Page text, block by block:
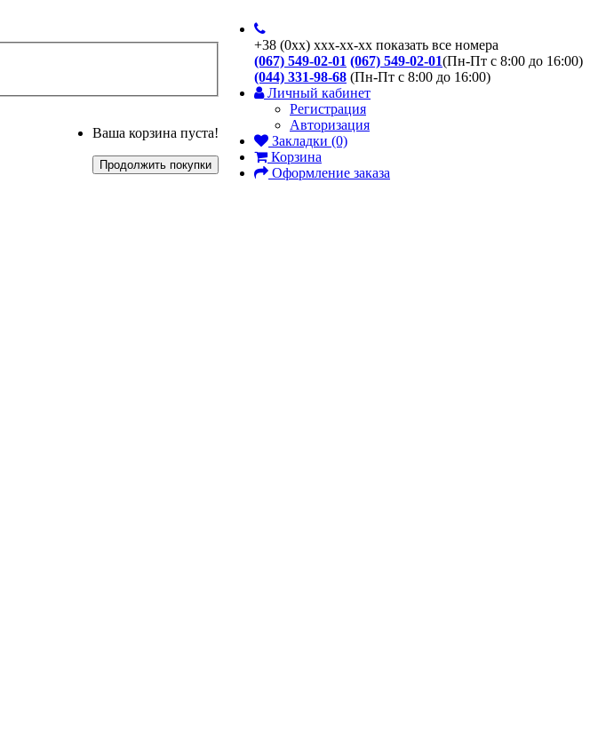
+38 (0xx) xxx-xx-xx показать все номера
(067) 549-02-01 (067) 549-02-01(Пн-Пт с 8:00 до 16:00)
(044) 331-98-68 (Пн-Пт с 8:00 до 16:00)
Личный кабинет
Регистрация
Авторизация
Закладки (0)
Корзина
Оформление заказа
Ваша корзина пуста!
Продолжить покупки